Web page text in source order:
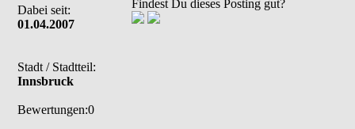
Dabei seit:
01.04.2007
Stadt / Stadtteil:
Innsbruck
Bewertungen:0
Findest Du dieses Posting gut?